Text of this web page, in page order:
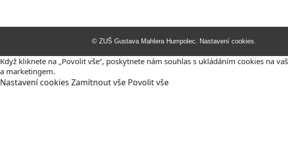
© ZUŠ Gustava Mahlera Humpolec. Nastavení cookies.
Když kliknete na „Povolit vše“, poskytnete nám souhlas s ukládáním cookies na
a marketingem.
Nastavenícookies Zamítnoutvše Povolitvše